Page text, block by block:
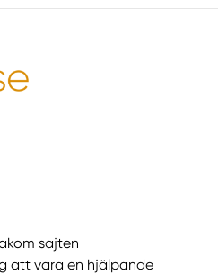
sajten
att vara en hjälpande